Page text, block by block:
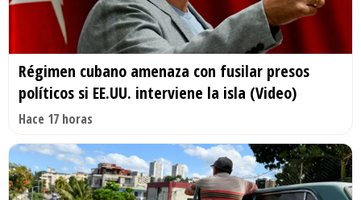
Régimen cubano amenaza con fusilar presos
políticos si EE.UU. interviene la isla (Video)
Hace 17 horas